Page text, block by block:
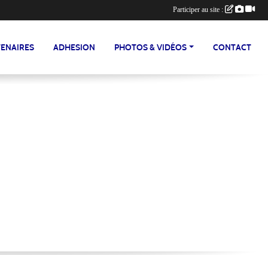
ADHESION PHOTOS & VIDÉOS CONTACT
Participer au site :